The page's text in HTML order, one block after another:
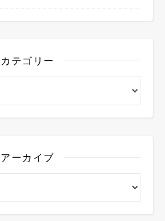
カテゴリー
アーカイブ